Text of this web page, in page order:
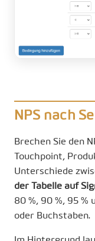
NPS nach
Brechen Sie den
Touchpoint,
Unterschiede
der Tabelle auf
80 %, 90 %, 95 %
oder Buchstaben.